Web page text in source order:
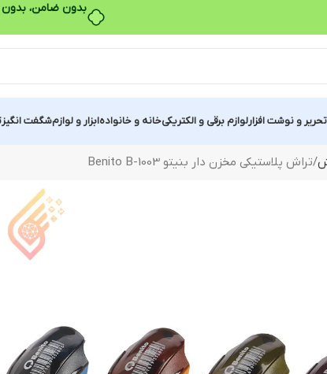
بدون ضامن،
و نوشت افزارلوازم برقی و الکتریکیخانه و خانوادهابزار و لوازمشگفت انگیز
تراش پلاستیکی مخزن دار بنیتو Benito B-1003